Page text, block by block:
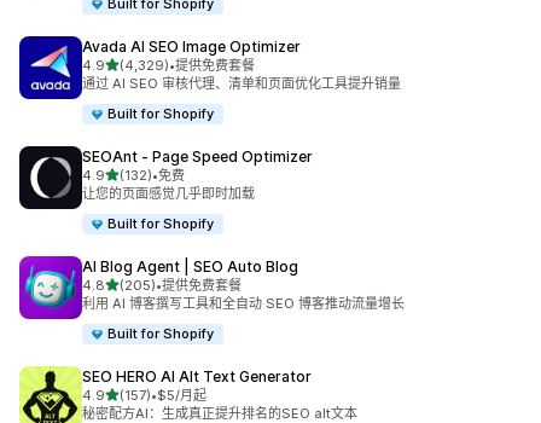
Built for Shopify
Avada AI SEO Image Optimizer
4.9星（满分 5 星）
(4,329)
总共 4329 条评论
•提供免费套餐
通过 AI SEO 审核代理、清单和页面优化工具提升销量
Built for Shopify
SEOAnt ‑ Page Speed Optimizer
4.9星（满分 5 星）
(132)
总共 132 条评论
•免费
让您的页面感觉几乎即时加载
Built for Shopify
AI Blog Agent | SEO Auto Blog
4.8星（满分 5 星）
(205)
总共 205 条评论
•提供免费套餐
利用 AI 博客撰写工具和全自动 SEO 博客推动流量增长
Built for Shopify
SEO HERO AI Alt Text Generator
4.9星（满分 5 星）
(157)
总共 157 条评论
•$5/月起
秘密配方AI：生成真正提升排名的SEO alt文本